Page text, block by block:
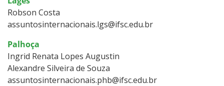
Robson Costa
assuntosinternacionais.lgs@ifsc.edu.br
Palhoça
Ingrid Renata Lopes Augustin
Alexandre Silveira de Souza
assuntosinternacionais.phb@ifsc.edu.br